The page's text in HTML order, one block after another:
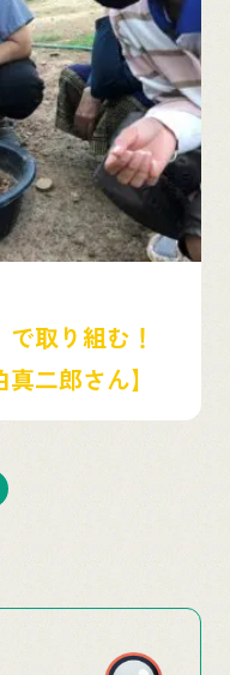
取り組む！
二郎さん】